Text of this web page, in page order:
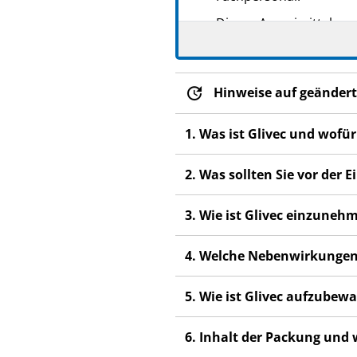
Dieses Arzneimittel
anderen Menschen
Wenn Sie
Fachpersonal. Dies
Hinweise auf
1. Was ist Glivec und
2. Was sollten Sie vor der
3. Wie ist Glivec
4. Welche
5. Wie ist Glivec
6. Inhalt der Packung